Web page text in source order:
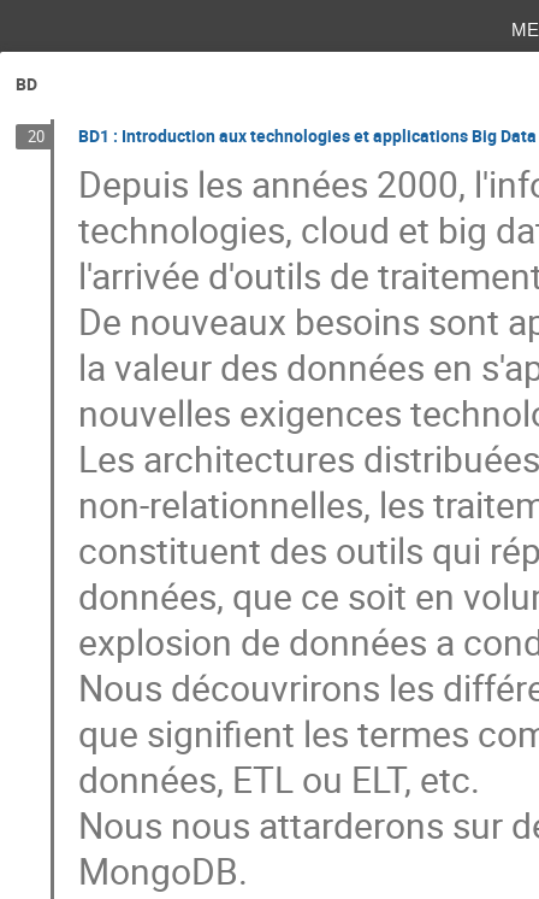
BD
20 BD1 : Introduction aux technologies et applications Big Data
Depuis les années 2000,
technologies, cloud et big
l'arrivée d'outils de
De nouveaux besoins sont
la valeur des données en
nouvelles exigences
Les architectures
non-relationnelles, les
constituent des outils qui
données, que ce soit en
explosion de données a
Nous découvrirons les
que signifient les termes
données, ETL ou ELT, etc.
Nous nous attarderons sur
MongoDB.